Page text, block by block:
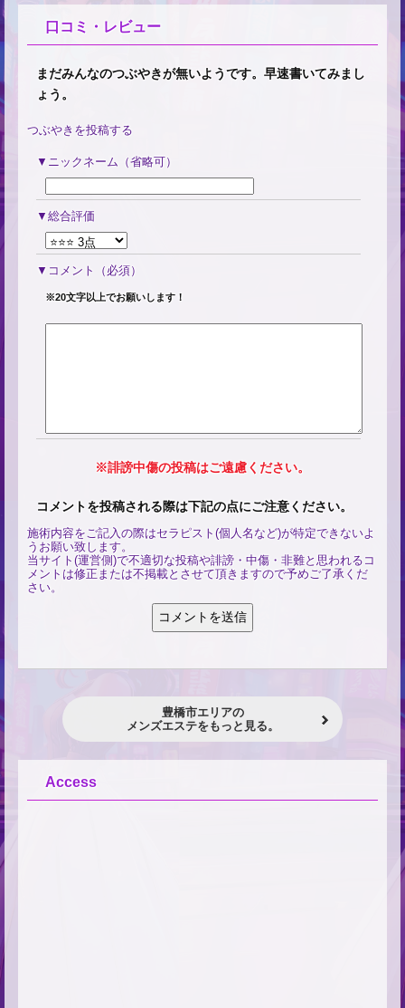
口コミ・レビュー
まだみんなのつぶやきが無いようです。早速書いてみまし
ょう。
つぶやきを投稿する
ニックネーム（省略可）
総合評価
コメント （必須）
※20文字以上でお願いします！
※誹謗中傷の投稿はご遠慮ください。
コメントを投稿される際は下記の点にご注意ください。
施術内容をご記入の際はセラピスト(個人名など)が特定できないよ
うお願い致します。
当サイト(運営側)で不適切な投稿や誹謗・中傷・非難と思われるコ
メントは修正または不掲載とさせて頂きますので予めご了承くだ
さい。
豊橋市エリアの
メンズエステをもっと見る。
Access